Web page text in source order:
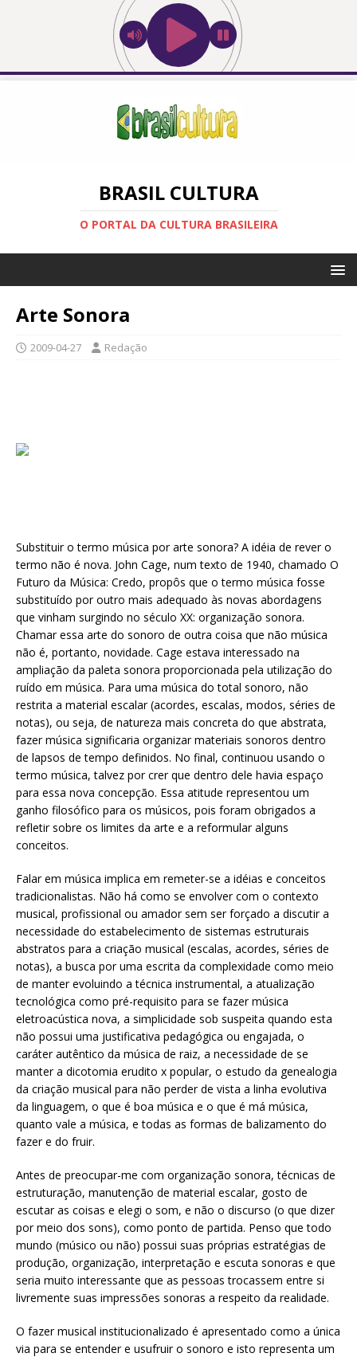
BRASIL CULTURA
O PORTAL DA CULTURA BRASILEIRA
Arte Sonora
2009-04-27 Redação
Substituir o termo música por arte sonora? A idéia de rever o
termo não é nova. John Cage, num texto de 1940, chamado O
Futuro da Música: Credo, propôs que o termo música fosse
substituído por outro mais adequado às novas abordagens
que vinham surgindo no século XX: organização sonora.
Chamar essa arte do sonoro de outra coisa que não música
não é, portanto, novidade. Cage estava interessado na
ampliação da paleta sonora proporcionada pela utilização do
ruído em música. Para uma música do total sonoro, não
restrita a material escalar (acordes, escalas, modos, séries de
notas), ou seja, de natureza mais concreta do que abstrata,
fazer música significaria organizar materiais sonoros dentro
de lapsos de tempo definidos. No final, continuou usando o
termo música, talvez por crer que dentro dele havia espaço
para essa nova concepção. Essa atitude representou um
ganho filosófico para os músicos, pois foram obrigados a
refletir sobre os limites da arte e a reformular alguns
conceitos.
Falar em música implica em remeter-se a idéias e conceitos
tradicionalistas. Não há como se envolver com o contexto
musical, profissional ou amador sem ser forçado a discutir a
necessidade do estabelecimento de sistemas estruturais
abstratos para a criação musical (escalas, acordes, séries de
notas), a busca por uma escrita da complexidade como meio
de manter evoluindo a técnica instrumental, a atualização
tecnológica como pré-requisito para se fazer música
eletroacústica nova, a simplicidade sob suspeita quando esta
não possui uma justificativa pedagógica ou engajada, o
caráter autêntico da música de raiz, a necessidade de se
manter a dicotomia erudito x popular, o estudo da genealogia
da criação musical para não perder de vista a linha evolutiva
da linguagem, o que é boa música e o que é má música,
quanto vale a música, e todas as formas de balizamento do
fazer e do fruir.
Antes de preocupar-me com organização sonora, técnicas de
estruturação, manutenção de material escalar, gosto de
escutar as coisas e elegi o som, e não o discurso (o que dizer
por meio dos sons), como ponto de partida. Penso que todo
mundo (músico ou não) possui suas próprias estratégias de
produção, organização, interpretação e escuta sonoras e que
seria muito interessante que as pessoas trocassem entre si
livremente suas impressões sonoras a respeito da realidade.
O fazer musical institucionalizado é apresentado como a única
via para se entender e usufruir o sonoro e isto representa um